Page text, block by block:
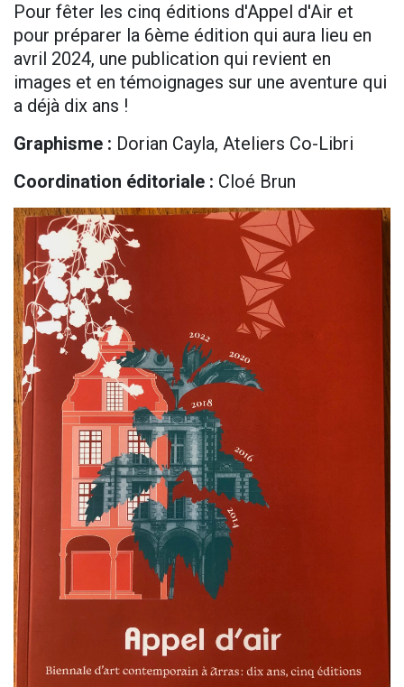
Pour fêter les cinq éditions d'Appel d'Air et
pour préparer la 6ème édition qui aura lieu en
avril 2024, une publication qui revient en
images et en témoignages sur une aventure qui
a déjà dix ans !
Graphisme : Dorian Cayla, Ateliers Co-Libri
Coordination éditoriale : Cloé Brun